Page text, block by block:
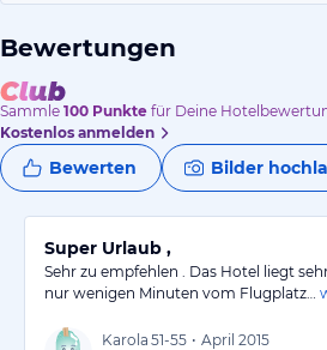
Bewertungen
Sammle 100 Punkte für Deine
Kostenlos anmelden
Bewerten Bilder
Super Urlaub ,
Sehr zu empfehlen . Das Hotel liegt
nur wenigen Minuten vom Flugplatz…
Karola 51-55 • April 2015